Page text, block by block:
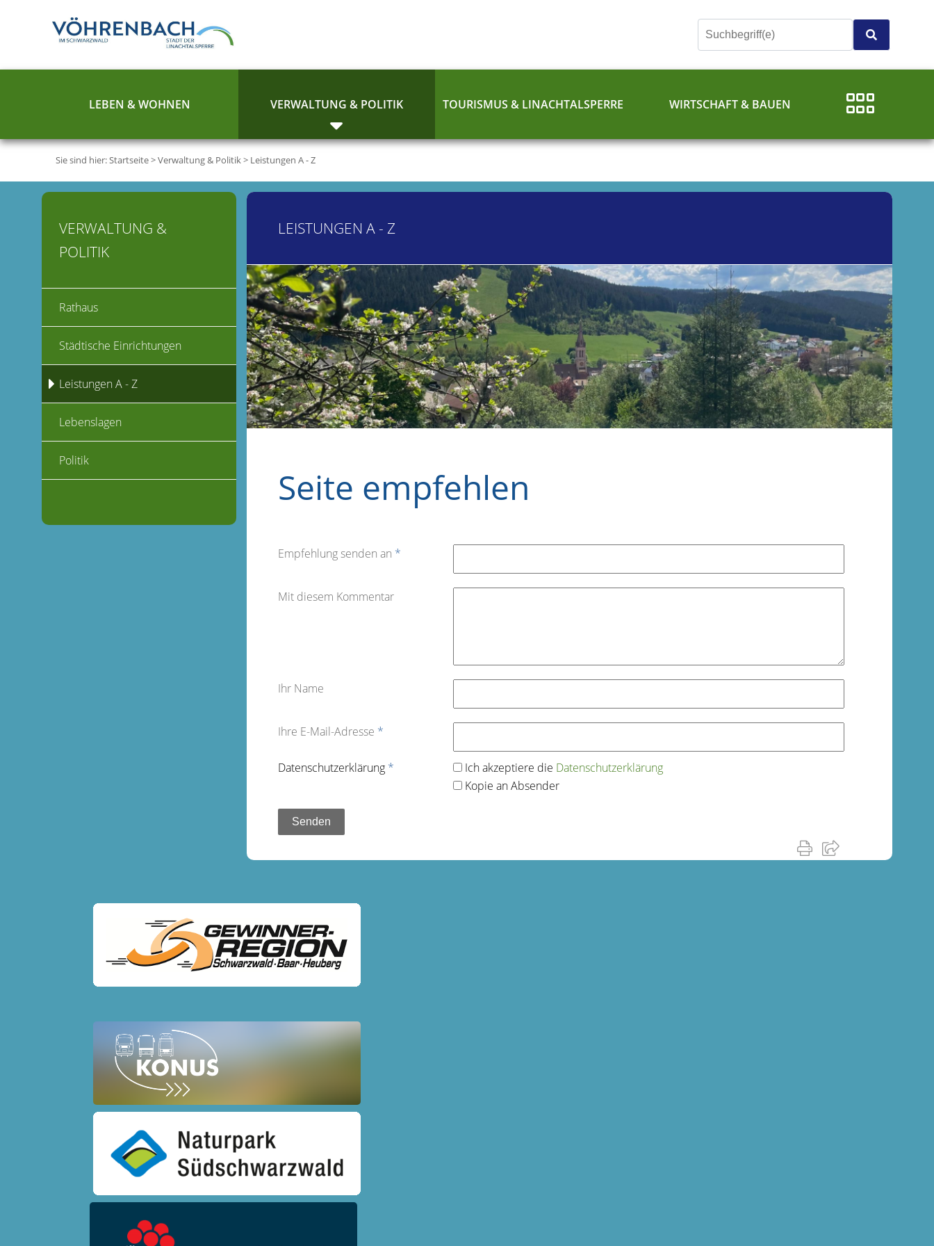
LEBEN & WOHNEN VERWALTUNG & POLITIK TOURISMUS & LINACHTALSPERRE WIRTSCHAFT & BAUEN
Sie sind hier:Startseite>Verwaltung & Politik> Leistungen A - Z
LEISTUNGEN A - Z
Seite empfehlen
Empfehlung senden an *
Mit diesem Kommentar
Ihr Name
Ihre E-Mail-Adresse *
Datenschutz­erklärung * Ich akzeptiere die Datenschutz­erklärung
Kopie an Absender
VERWALTUNG &
POLITIK
Rathaus
Städtische Einrichtungen
Leistungen A - Z
Lebenslagen
Politik